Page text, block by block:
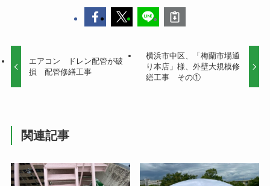
エアコン ドレン配管が破
損 配管修繕工事
横浜市中区、「梅蘭市場通
り本店」様、外壁大規模修
繕工事 その①
関連記事